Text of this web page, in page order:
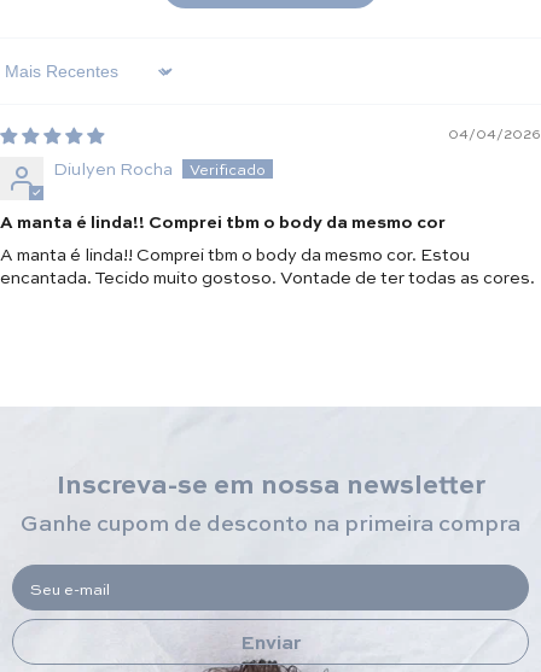
Sort By
04/04/2026
Diulyen Rocha
A manta é linda!! Comprei tbm o body da mesmo cor
A manta é linda!! Comprei tbm o body da mesmo cor. Estou
encantada. Tecido muito gostoso. Vontade de ter todas as cores.
Inscreva-se em nossa newsletter
Ganhe cupom de desconto na primeira compra
Seu e-mail
Enviar